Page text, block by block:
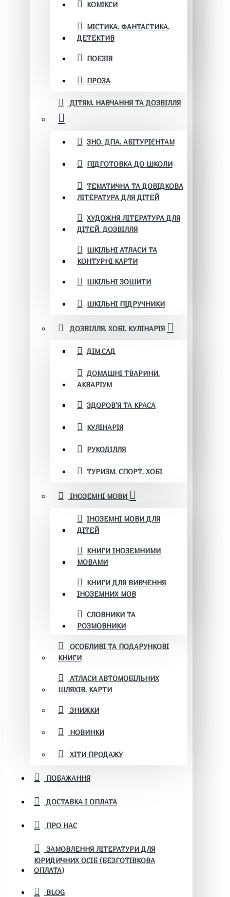
КОМІКСИ
МІСТИКА. ФАНТАСТИКА.
ДЕТЕКТИВ
ПОЕЗІЯ
ПРОЗА
ДІТЯМ. НАВЧАННЯ ТА ДОЗВІЛЛЯ
ЗНО. ДПА. АБІТУРІЄНТАМ
ПІДГОТОВКА ДО ШКОЛИ
ТЕМАТИЧНА ТА ДОВІДКОВА
ЛІТЕРАТУРА ДЛЯ ДІТЕЙ
ХУДОЖНЯ ЛІТЕРАТУРА ДЛЯ
ДІТЕЙ. ДОЗВІЛЛЯ
ШКІЛЬНІ АТЛАСИ ТА
КОНТУРНІ КАРТИ
ШКІЛЬНІ ЗОШИТИ
ШКІЛЬНІ ПІДРУЧНИКИ
ДОЗВІЛЛЯ. ХОБІ. КУЛІНАРІЯ
ДІМ.САД
ДОМАШНІ ТВАРИНИ.
АКВАРІУМ
ЗДОРОВ'Я ТА КРАСА
КУЛІНАРІЯ
РУКОДІЛЛЯ
ТУРИЗМ. СПОРТ. ХОБІ
ІНОЗЕМНІ МОВИ
ІНОЗЕМНІ МОВИ ДЛЯ
ДІТЕЙ
КНИГИ ІНОЗЕМНИМИ
МОВАМИ
КНИГИ ДЛЯ ВИВЧЕННЯ
ІНОЗЕМНИХ МОВ
СЛОВНИКИ ТА
РОЗМОВНИКИ
ОСОБЛИВІ ТА ПОДАРУНКОВІ
КНИГИ
АТЛАСИ АВТОМОБІЛЬНИХ
ШЛЯХІВ. КАРТИ
ЗНИЖКИ
НОВИНКИ
ХІТИ ПРОДАЖУ
ПОБАЖАННЯ
ДОСТАВКА І ОПЛАТА
ПРО НАС
ЗАМОВЛЕННЯ ЛІТЕРАТУРИ ДЛЯ
ЮРИДИЧНИХ ОСІБ (БЕЗГОТІВКОВА
ОПЛАТА)
BLOG